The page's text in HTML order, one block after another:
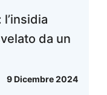
da un
9 Dicembre 2024